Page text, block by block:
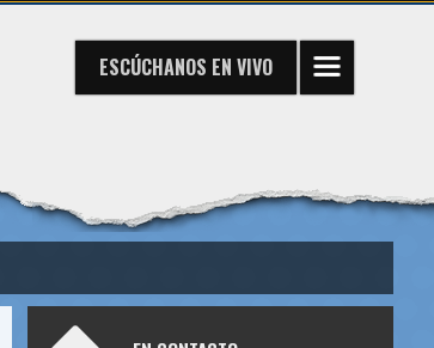
ESCÚCHANOS EN VIVO